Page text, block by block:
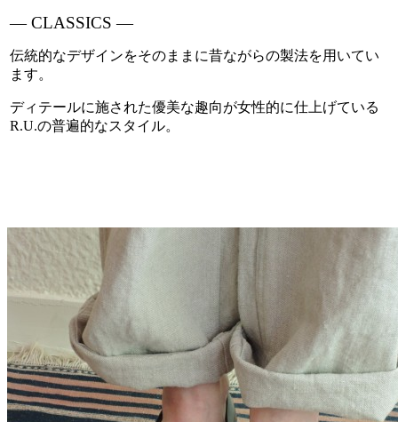
— CLASSICS —
伝統的なデザインをそのままに昔ながらの製法を用いてい
ます。
ディテールに施された優美な趣向が女性的に仕上げている
R.U.の普遍的なスタイル。